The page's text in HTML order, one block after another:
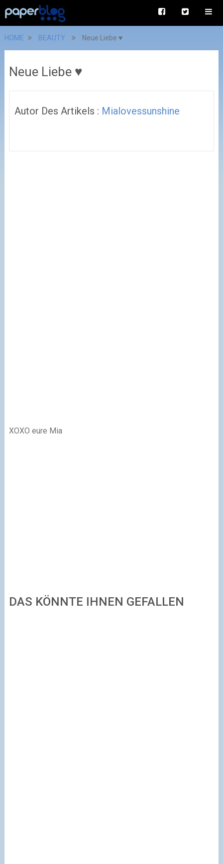
HOME BEAUTY Neue Liebe ♥
Neue Liebe ♥
Autor Des Artikels : Mialovessunshine
XOXO eure Mia
DAS KÖNNTE IHNEN GEFALLEN